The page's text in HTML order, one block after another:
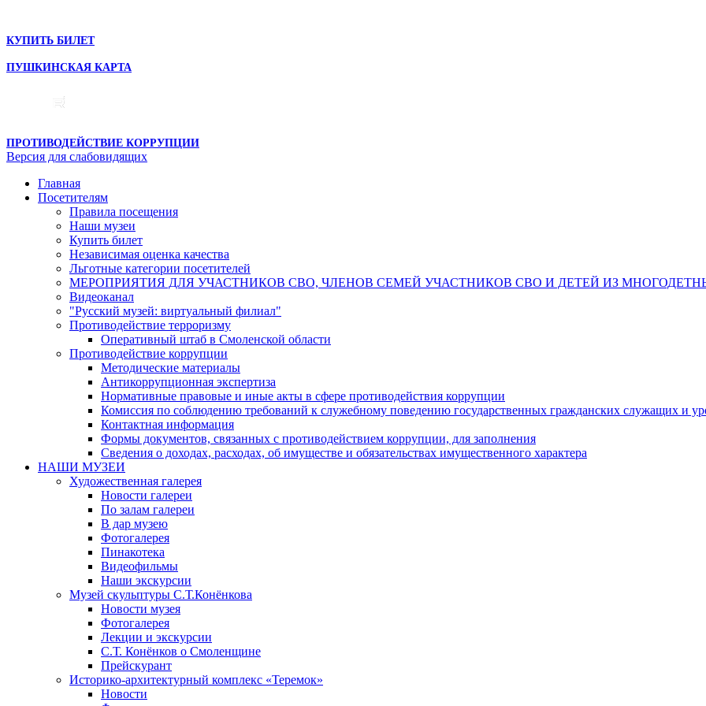
КУПИТЬ БИЛЕТ
ПУШКИНСКАЯ КАРТА
ПРОТИВОДЕЙСТВИЕ КОРРУПЦИИ
Версия для слабовидящих
Главная
Посетителям
Правила посещения
Наши музеи
Купить билет
Независимая оценка качества
Льготные категории посетителей
МЕРОПРИЯТИЯ ДЛЯ УЧАСТНИКОВ СВО, ЧЛЕНОВ СЕМЕЙ УЧАСТНИКОВ СВО И ДЕТЕЙ ИЗ
Видеоканал
"Русский музей: виртуальный филиал"
Противодействие терроризму
Оперативный штаб в Смоленской области
Противодействие коррупции
Методические материалы
Антикоррупционная экспертиза
Нормативные правовые и иные акты в сфере противодействия коррупции
Комиссия по соблюдению требований к служебному поведению государственных гражданских служащих и
Контактная информация
Формы документов, связанных с противодействием коррупции, для заполнения
Сведения о доходах, расходах, об имуществе и обязательствах имущественного характера
НАШИ МУЗЕИ
Художественная галерея
Новости галереи
По залам галереи
В дар музею
Фотогалерея
Пинакотека
Видеофильмы
Наши экскурсии
Музей скульптуры С.Т.Конёнкова
Новости музея
Фотогалерея
Лекции и экскурсии
С.Т. Конёнков о Смоленщине
Прейскурант
Историко-архитектурный комплекс «Теремок»
Новости